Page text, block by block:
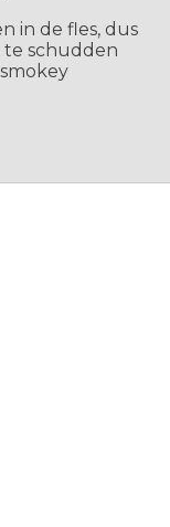
in de fles, dus
te schudden